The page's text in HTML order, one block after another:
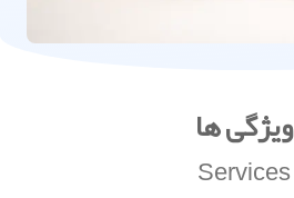
ویژگی ها
Services